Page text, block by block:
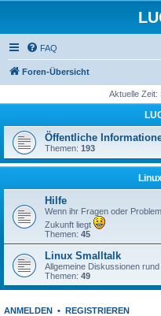
FAQ
Foren-Übersicht
Aktuelle Zeit:
Öffentliche
Themen: 193
Hilfe
Wenn ihr Fragen oder
Zukunft liegt
Themen: 45
Linux Smalltalk
Allgemeine Diskussionen rund
Themen: 49
ANMELDEN • REGISTRIEREN